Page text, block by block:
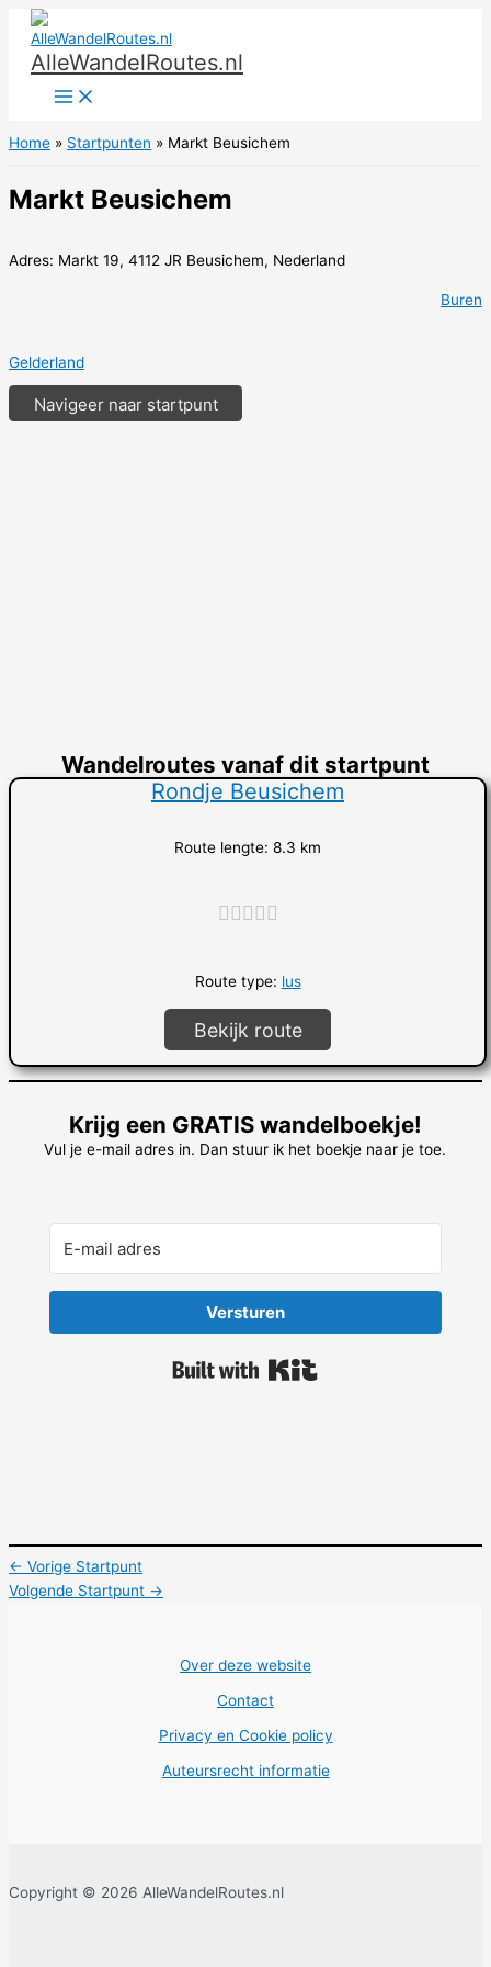
naar
inhoud
AlleWandelRoutes.nl
Home Startpunten Markt Beusichem
Markt Beusichem
Adres: Markt 19, 4112 JR Beusichem, Nederland
Buren
Gelderland
Navigeer naar startpunt
Wandelroutes vanaf dit startpunt
Rondje Beusichem
Route lengte: 8.3 km
Route type: lus
Bekijk route
Krijg een GRATIS wandelboekje!
Vul je e-mail adres in. Dan stuur ik het boekje naar je toe.
Versturen
← Vorige Startpunt
Volgende Startpunt →
Over deze website
Contact
Privacy en Cookie policy
Auteursrecht informatie
Copyright © 2026 AlleWandelRoutes.nl